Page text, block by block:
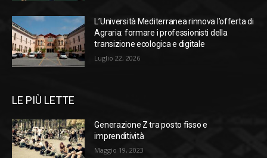
L’Università Mediterranea rinnova l’offerta di
Agraria: formare i professionisti della
transizione ecologica e digitale
Luglio 22, 2026
LE PIÙ LETTE
Generazione Z tra posto fisso e
imprenditività
Maggio 19, 2023